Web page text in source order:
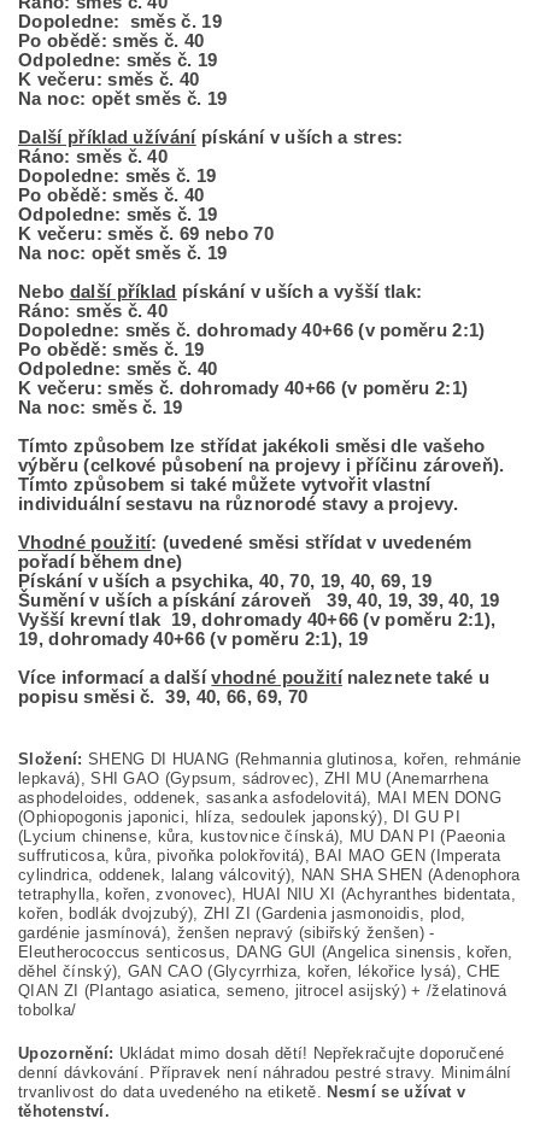
Dopoledne: směs č. 19
Po obědě: směs č. 40
Odpoledne: směs č. 19
K večeru: směs č. 40
Na noc: opět směs č. 19
Další příklad užívání pískání v uších a stres:
Ráno: směs č. 40
Dopoledne: směs č. 19
Po obědě: směs č. 40
Odpoledne: směs č. 19
K večeru: směs č. 69 nebo 70
Na noc: opět směs č. 19
Nebo další příklad pískání v uších a vyšší tlak:
Ráno: směs č. 40
Dopoledne: směs č. dohromady 40+66 (v poměru 2:1)
Po obědě: směs č. 19
Odpoledne: směs č. 40
K večeru: směs č. dohromady 40+66 (v poměru 2:1)
Na noc: směs č. 19
Tímto způsobem lze střídat jakékoli směsi dle vašeho
výběru (celkové působení na projevy i příčinu zároveň).
Tímto způsobem si také můžete vytvořit vlastní
individuální sestavu na různorodé stavy a projevy.
Vhodné použití: (uvedené směsi střídat v uvedeném
pořadí během dne)
Pískání v uších a psychika, 40, 70, 19, 40, 69, 19
Šumění v uších a pískání zároveň 39, 40, 19, 39, 40, 19
Vyšší krevní tlak 19, dohromady 40+66 (v poměru 2:1),
19, dohromady 40+66 (v poměru 2:1), 19
Více informací a dalšívhodné použitínaleznete také u
popisu směsi č. 39, 40, 66, 69, 70
Složení: SHENG DI HUANG (Rehmannia glutinosa, kořen, rehmánie
lepkavá), SHI GAO (Gypsum, sádrovec), ZHI MU (Anemarrhena
asphodeloides, oddenek, sasanka asfodelovitá), MAI MEN DONG
(Ophiopogonis japonici, hlíza, sedoulek japonský), DI GU PI
(Lycium chinense, kůra, kustovnice čínská), MU DAN PI (Paeonia
suffruticosa, kůra, pivoňka polokřovitá), BAI MAO GEN (Imperata
cylindrica, oddenek, lalang válcovitý), NAN SHA SHEN (Adenophora
tetraphylla, kořen, zvonovec), HUAI NIU XI (Achyranthes bidentata,
kořen, bodlák dvojzubý), ZHI ZI (Gardenia jasmonoidis, plod,
gardénie jasmínová), ženšen nepravý (sibiřský ženšen) -
Eleutherococcus senticosus, DANG GUI (Angelica sinensis, kořen,
děhel čínský), GAN CAO (Glycyrrhiza, kořen, lékořice lysá), CHE
QIAN ZI (Plantago asiatica, semeno, jitrocel asijský) + /želatinová
tobolka/
Upozornění: Ukládat mimo dosah dětí! Nepřekračujte doporučené
denní dávkování. Přípravek není náhradou pestré stravy. Minimální
trvanlivost do data uvedeného na etiketě.
Nesmí se užívat v
těhotenství.